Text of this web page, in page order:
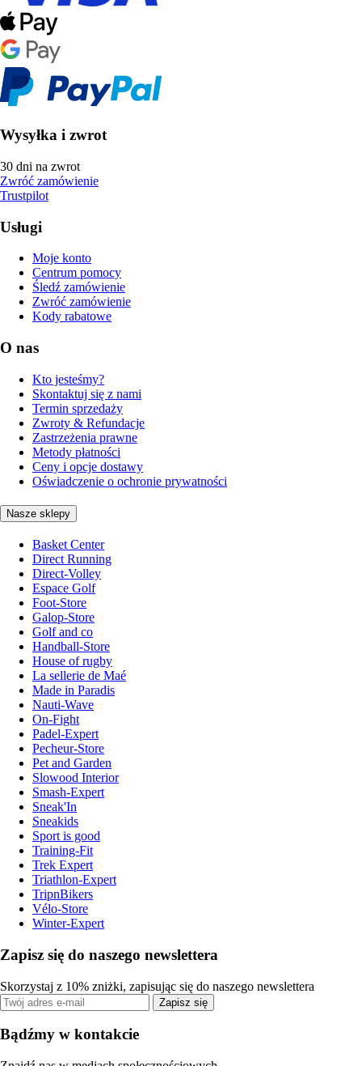
Wysyłka i zwrot
30 dni na zwrot
Zwróć zamówienie
Trustpilot
Usługi
Moje konto
Centrum pomocy
Śledź zamówienie
Zwróć zamówienie
Kody rabatowe
O nas
Kto jesteśmy?
Skontaktuj się z nami
Termin sprzedaży
Zwroty & Refundacje
Zastrzeżenia prawne
Metody płatności
Ceny i opcje dostawy
Oświadczenie o ochronie prywatności
Nasze sklepy
Basket Center
Direct Running
Direct-Volley
Espace Golf
Foot-Store
Galop-Store
Golf and co
Handball-Store
House of rugby
La sellerie de Maé
Made in Paradis
Nauti-Wave
On-Fight
Padel-Expert
Pecheur-Store
Pet and Garden
Slowood Interior
Smash-Expert
Sneak'In
Sneakids
Sport is good
Training-Fit
Trek Expert
Triathlon-Expert
TripnBikers
Vélo-Store
Winter-Expert
Zapisz się do naszego newslettera
Skorzystaj z 10% zniżki, zapisując się do naszego newslettera
Zapisz się
Bądźmy w kontakcie